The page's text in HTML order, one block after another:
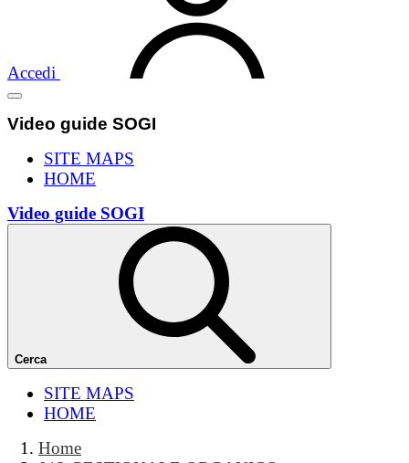
Accedi
Video guide SOGI
SITE MAPS
HOME
Video guide SOGI
Cerca
SITE MAPS
HOME
Home